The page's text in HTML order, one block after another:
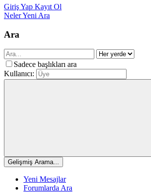
Giriş Yap Kayıt Ol
Neler Yeni Ara
Ara
Sadece başlıkları ara
Kullanıcı:
Gelişmiş Arama...
Yeni Mesajlar
Forumlarda Ara